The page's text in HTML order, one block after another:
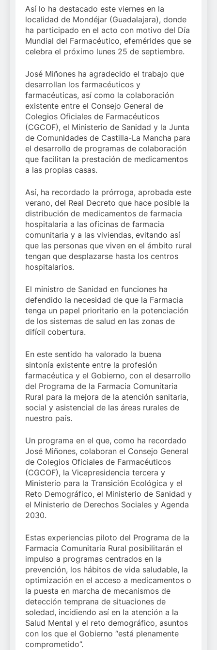
Así lo ha destacado este viernes en la
localidad de Mondéjar (Guadalajara), donde
ha participado en el acto con motivo del Día
Mundial del Farmacéutico, efemérides que se
celebra el próximo lunes 25 de septiembre.
José Miñones ha agradecido el trabajo que
desarrollan los farmacéuticos y
farmacéuticas, así como la colaboración
existente entre el Consejo General de
Colegios Oficiales de Farmacéuticos
(CGCOF), el Ministerio de Sanidad y la Junta
de Comunidades de Castilla-La Mancha para
el desarrollo de programas de colaboración
que facilitan la prestación de medicamentos
a las propias casas.
Así, ha recordado la prórroga, aprobada este
verano, del Real Decreto que hace posible la
distribución de medicamentos de farmacia
hospitalaria a las oficinas de farmacia
comunitaria y a las viviendas, evitando así
que las personas que viven en el ámbito rural
tengan que desplazarse hasta los centros
hospitalarios.
El ministro de Sanidad en funciones ha
defendido la necesidad de que la Farmacia
tenga un papel prioritario en la potenciación
de los sistemas de salud en las zonas de
difícil cobertura.
En este sentido ha valorado la buena
sintonía existente entre la profesión
farmacéutica y el Gobierno, con el desarrollo
del Programa de la Farmacia Comunitaria
Rural para la mejora de la atención sanitaria,
social y asistencial de las áreas rurales de
nuestro país.
Un programa en el que, como ha recordado
José Miñones, colaboran el Consejo General
de Colegios Oficiales de Farmacéuticos
(CGCOF), la Vicepresidencia tercera y
Ministerio para la Transición Ecológica y el
Reto Demográfico, el Ministerio de Sanidad y
el Ministerio de Derechos Sociales y Agenda
2030.
Estas experiencias piloto del Programa de la
Farmacia Comunitaria Rural posibilitarán el
impulso a programas centrados en la
prevención, los hábitos de vida saludable, la
optimización en el acceso a medicamentos o
la puesta en marcha de mecanismos de
detección temprana de situaciones de
soledad, incidiendo así en la atención a la
Salud Mental y el reto demográfico, asuntos
con los que el Gobierno “está plenamente
comprometido”.